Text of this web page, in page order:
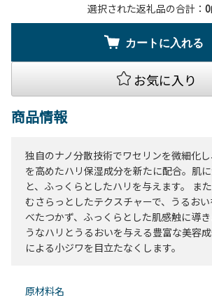
選択された返礼品の合計： 0
カートに入れる
お気に入り
商品情報
独自のナノ分散技術でワセリンを微細化
を高めたハリ保湿成分を新たに配合。肌
と、ふっくらとしたハリを与えます。 ま
むさらっとしたテクスチャーで、うるお
べたつかず、ふっくらとした肌感触に導
うなハリとうるおいを与える豊富な美容
による小ジワを目立たなくします。
原材料名